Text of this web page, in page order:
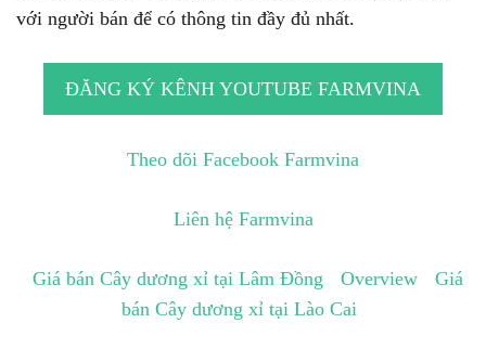
với người bán để có thông tin đầy đủ nhất.
ĐĂNG KÝ KÊNH YOUTUBE FARMVINA
Theo dõi Facebook Farmvina
Liên hệ Farmvina
Giá bán Cây dương xỉ tại Lâm Đồng Overview
Giá
bán Cây dương xỉ tại Lào Cai